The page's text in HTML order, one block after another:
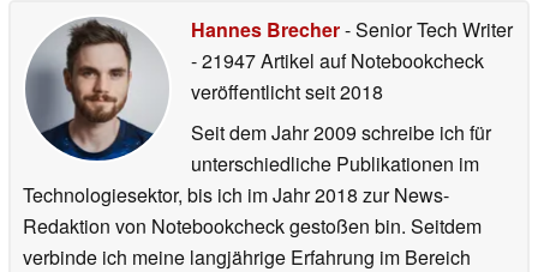
Hannes Brecher- Senior Tech Writer
- 21947 Artikel auf Notebookcheck
veröffentlichtseit 2018
Seit dem Jahr 2009 schreibe ich für
unterschiedliche Publikationen im
Technologiesektor, bis ich im Jahr 2018 zur News-
Redaktion von Notebookcheck gestoßen bin. Seitdem
verbinde ich meine langjährige Erfahrung im Bereich